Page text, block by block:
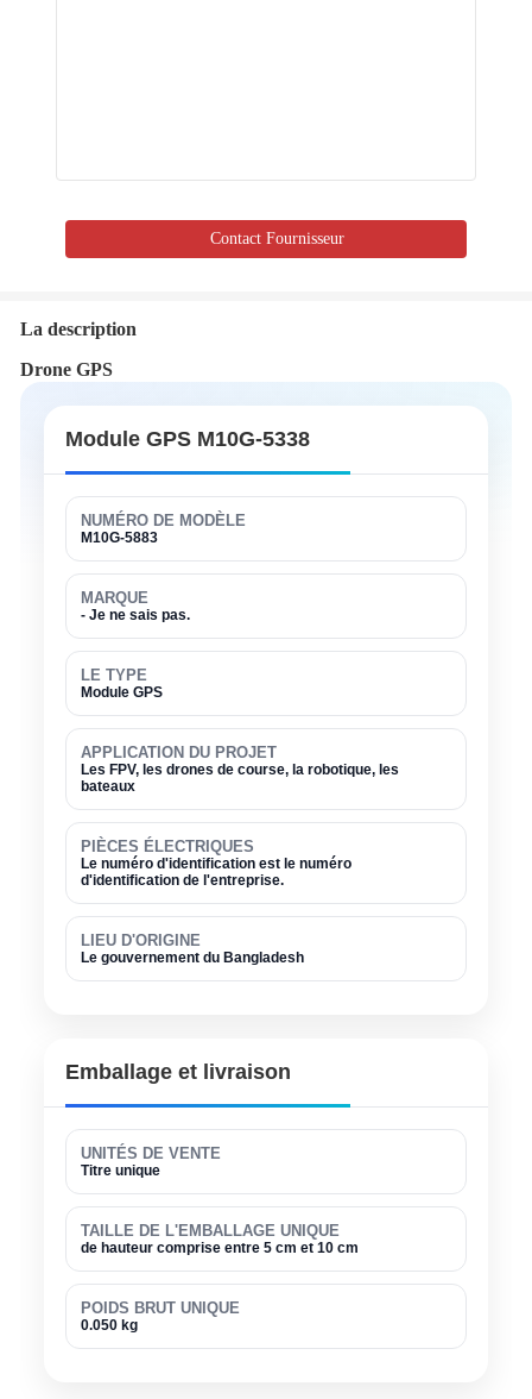
Contact Fournisseur
La description
Drone GPS
Module GPS M10G-5338
NUMÉRO DE MODÈLE
M10G-5883
MARQUE
- Je ne sais pas.
LE TYPE
Module GPS
APPLICATION DU PROJET
Les FPV, les drones de course, la robotique, les
bateaux
PIÈCES ÉLECTRIQUES
Le numéro d'identification est le numéro
d'identification de l'entreprise.
LIEU D'ORIGINE
Le gouvernement du Bangladesh
Emballage et livraison
UNITÉS DE VENTE
Titre unique
TAILLE DE L'EMBALLAGE UNIQUE
de hauteur comprise entre 5 cm et 10 cm
POIDS BRUT UNIQUE
0.050 kg